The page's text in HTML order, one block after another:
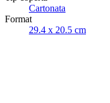
Cartonata
Format
29.4 x 20.5 cm